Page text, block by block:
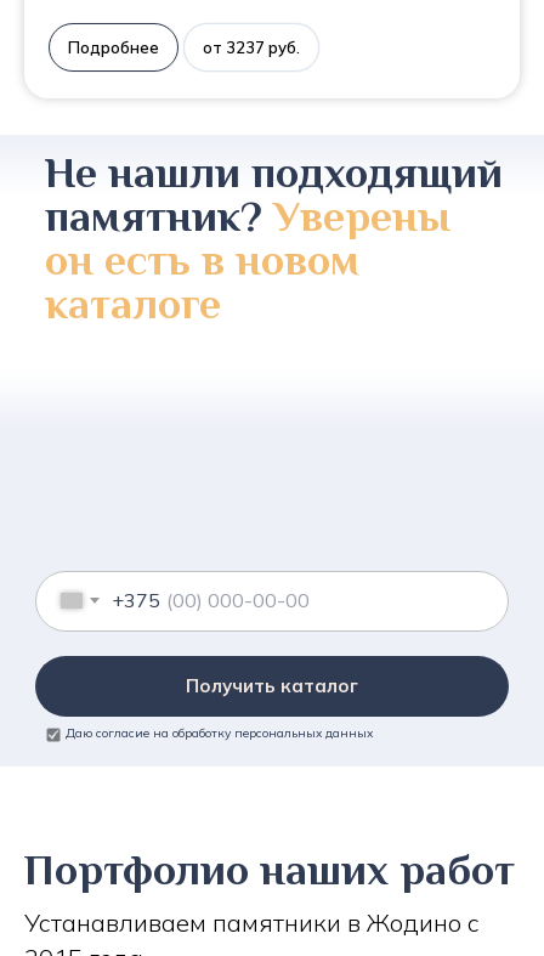
Подробнее от 3237 руб.
Не нашли подходящий
памятник?Уверены
он есть в новом
каталоге
+375
Получить каталог
Даю согласие на обработку персональных данных
Портфолио наших работ
Устанавливаем памятники в Жодино с